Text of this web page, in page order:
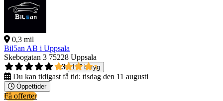
0,3 mil
Bil5an AB i Uppsala
Skebogatan 3 75228 Uppsala
4,3
117 betyg
Du kan tidigast få tid: tisdag den 11 augusti
Öppettider
Få offerter